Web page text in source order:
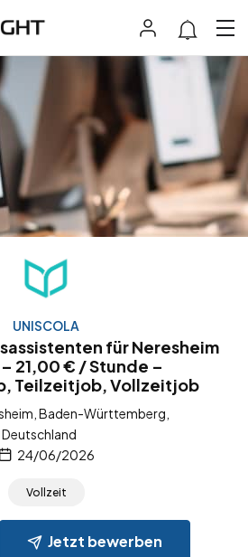
UNISCOLA
für Neresheim
21,00 € / Stunde –
Teilzeitjob, Vollzeitjob
Baden-Württemberg,
Deutschland
24/06/2026
Vollzeit
Jetzt bewerben